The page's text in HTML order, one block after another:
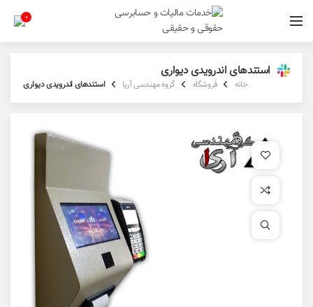
0
استندهای اندرویدی دیواری
خانه فروشگاه گروه مهندسی آریا استندهای اندرویدی دیواری
افزودن به علاقه مندی